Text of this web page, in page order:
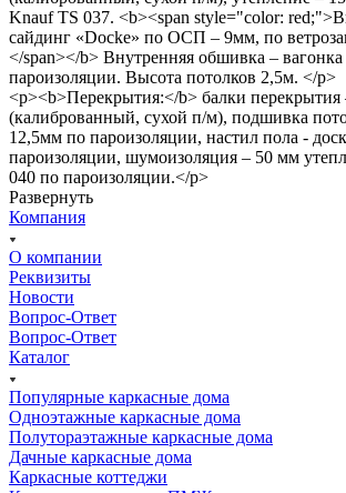
Knauf TS 037. <b><span style="color:
сайдинг «Docke» по ОСП – 9мм, по
</span></b> Внутренняя обшивка –
пароизоляции. Высота потолков 2,5м. </p>
<p><b>Перекрытия:</b> балки
(калиброванный, сухой п/м), подшивка
12,5мм по пароизоляции, настил пола -
пароизоляции, шумоизоляция – 50 мм
040 по пароизоляции.</p>
Развернуть
Компания
О компании
Реквизиты
Новости
Вопрос-Ответ
Вопрос-Ответ
Каталог
Популярные каркасные дома
Одноэтажные каркасные дома
Полутораэтажные каркасные дома
Дачные каркасные дома
Каркасные коттеджи